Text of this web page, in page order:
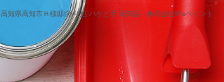
高知県高知市Ｈ様邸|塗り処 ハケと手 高知店 - 株式会社M'sペイント